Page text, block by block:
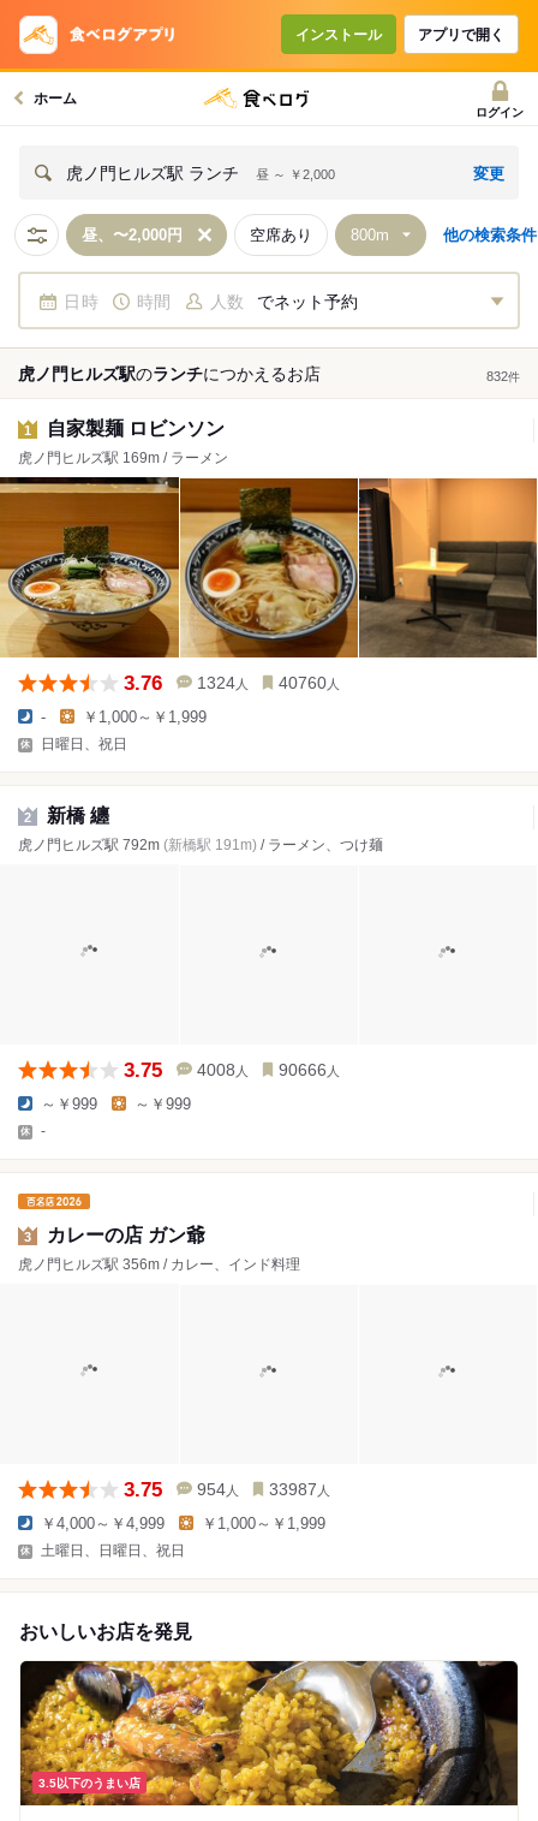
インストール アプリで開く
ホーム
ログイン
虎ノ門ヒルズ駅 ランチ 昼 ～ ￥2,000 変更
昼、〜2,000円 空席あり 他の検索条件
日時 時間 人数 でネット予約
虎ノ門ヒルズ駅のランチにつかえるお店 832件
1 自家製麺 ロビンソン
虎ノ門ヒルズ駅 169m / ラーメン
3.76 1324 人 40760 人
- ￥1,000～￥1,999
日曜日、祝日
2 新橋 纏
虎ノ門ヒルズ駅 792m (新橋駅 191m) / ラーメン、つけ麺
3.75 4008 人 90666 人
～￥999 ～￥999
-
3 カレーの店 ガン爺
虎ノ門ヒルズ駅 356m / カレー、インド料理
3.75 954 人 33987 人
￥4,000～￥4,999 ￥1,000～￥1,999
土曜日、日曜日、祝日
おいしいお店を発見
3.5以下のうまい店